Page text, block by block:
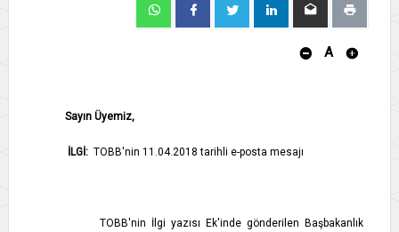
A
Sayın Üyemiz,
İLGİ: TOBB'nin 11.04.2018 tarihli e-posta mesajı
TOBB'nin İlgi yazısı Ek'inde gönderilen Başbakanlık